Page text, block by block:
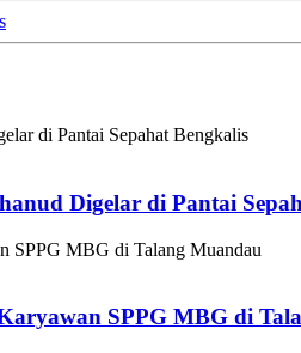
Digelar di Pantai
SPPG MBG di